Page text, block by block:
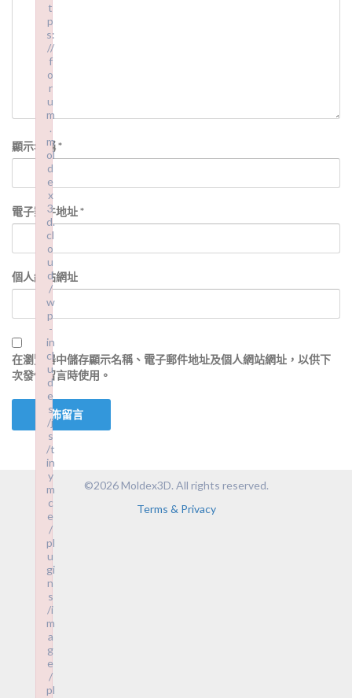
顯示名稱*
電子郵件地址*
個人網站網址
在瀏覽器中儲存顯示名稱、電子郵件地址及個人網站網址，以供下
次發佈留言時使用。
©2026 Moldex3D. All rights reserved.
Terms & Privacy
t
p
s:
//
f
o
r
u
m
.
m
ol
d
e
x
3
d.
cl
o
u
d
/
w
p
-
in
cl
u
d
e
s
/j
s
/t
in
y
m
c
e
/
pl
u
gi
n
s
/i
m
a
g
e
/
pl